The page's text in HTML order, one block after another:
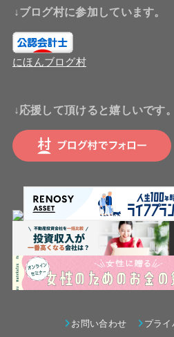
↓ブログ村に参加しています。
にほんブログ村
↓応援して頂けると嬉しいです。
お問い合わせ プラ